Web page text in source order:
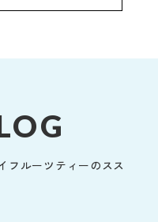
フルーツティーのスス